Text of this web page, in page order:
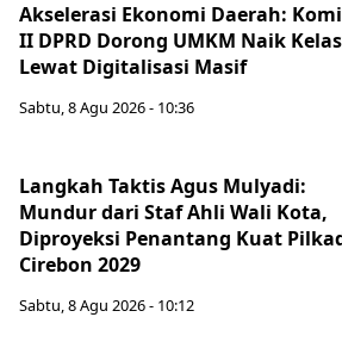
Akselerasi Ekonomi Daerah:
II DPRD Dorong UMKM Naik Kelas
Lewat Digitalisasi Masif
Sabtu, 8 Agu 2026 - 10:36
Langkah Taktis Agus Mulyadi:
Mundur dari Staf Ahli Wali Kota,
Diproyeksi Penantang Kuat
Cirebon 2029
Sabtu, 8 Agu 2026 - 10:12